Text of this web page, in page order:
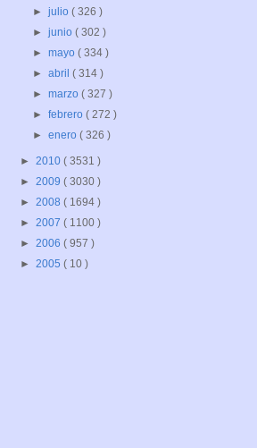
►julio( 326 )
►junio( 302 )
►mayo( 334 )
►abril( 314 )
►marzo( 327 )
►febrero( 272 )
►enero( 326 )
► 2010 ( 3531 )
► 2009 ( 3030 )
► 2008 ( 1694 )
► 2007 ( 1100 )
► 2006 ( 957 )
► 2005 ( 10 )